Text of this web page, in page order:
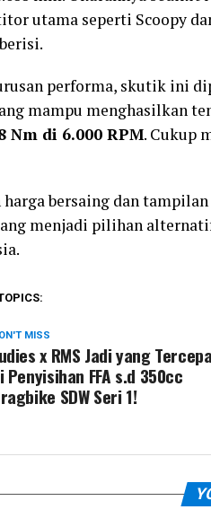
utama seperti Scoopy
performa, skutik ini
mampu menghasilkan
Nm di 6.000 RPM. Cukup
harga bersaing dan
menjadi pilihan
MISS
x RMS Jadi yang
Penyisihan FFA s.d 350cc
SDW Seri 1!